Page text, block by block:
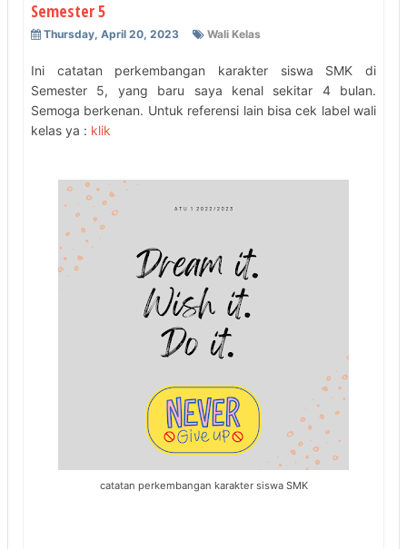
Semester 5
Thursday, April 20, 2023 Wali Kelas
Ini catatan perkembangan karakter siswa SMK di
Semester 5, yang baru saya kenal sekitar 4 bulan.
Semoga berkenan. Untuk referensi lain bisa cek label wali
kelas ya : klik
catatan perkembangan karakter siswa SMK